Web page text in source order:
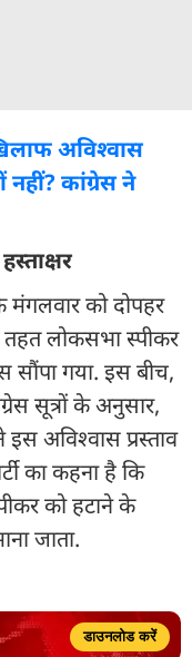
अविश्वास
नहीं? कांग्रेस ने
मंगलवार को दोपहर
लोकसभा स्पीकर
सौंपा गया. इस बीच,
सूत्रों के अनुसार,
इस अविश्वास प्रस्ताव
का कहना है कि
को हटाने के
जाता.
डाउनलोड करें